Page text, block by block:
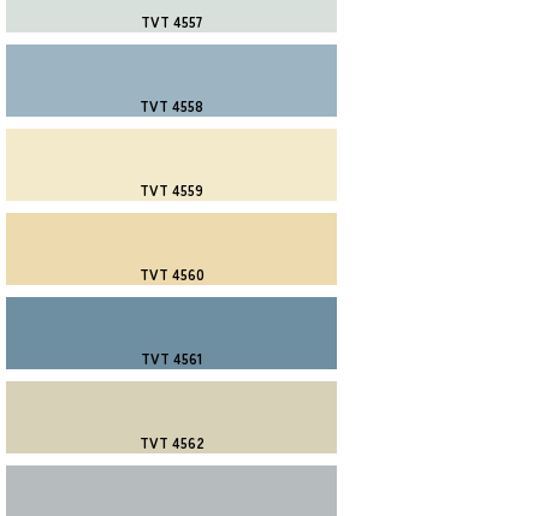
TVT 4557
TVT 4558
TVT 4559
TVT 4560
TVT 4561
TVT 4562